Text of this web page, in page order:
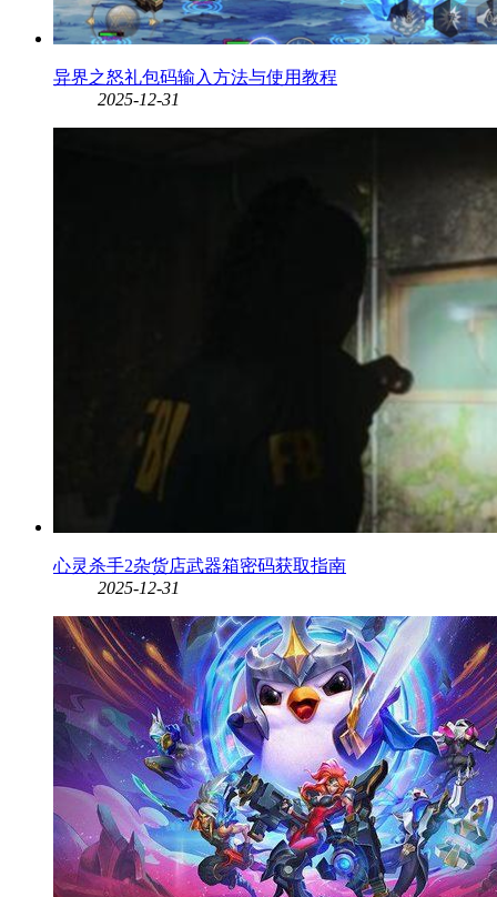
异界之怒礼包码输入方法与使用教程
2025-12-31
心灵杀手2杂货店武器箱密码获取指南
2025-12-31